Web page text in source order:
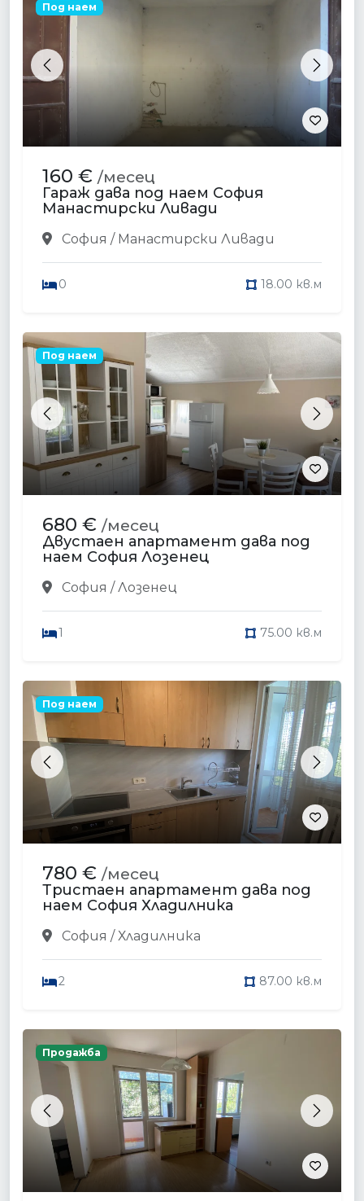
Previous Next
Под наем
160 € /месец
Гараж дава под наем София
Манастирски Ливади
София / Манастирски Ливади
0 18.00 кв.м
Previous Next
Под наем
680 € /месец
Двустаен апартамент дава под
наем София Лозенец
София / Лозенец
1 75.00 кв.м
Previous Next
Под наем
780 € /месец
Тристаен апартамент дава под
наем София Хладилника
София / Хладилника
2 87.00 кв.м
Previous Next
Продажба